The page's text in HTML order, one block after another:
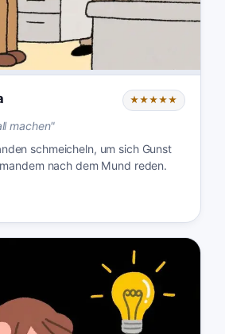
★★★★★
machen"
schmeicheln, um sich Gunst
nach dem Mund reden.